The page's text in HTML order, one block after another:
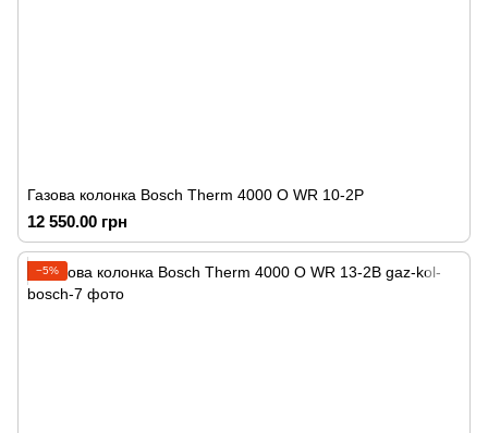
Газова колонка Bosch Therm 4000 O WR 10-2P
12 550.00 грн
−5%